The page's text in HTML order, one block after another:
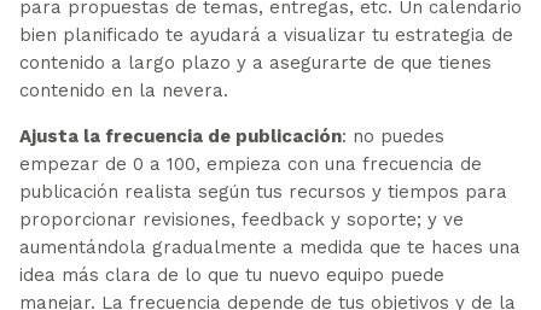
para propuestas de temas, entregas, etc. Un calendario
bien planificado te ayudará a visualizar tu estrategia de
contenido a largo plazo y a asegurarte de que tienes
contenido en la nevera.
Ajusta la frecuencia de publicación: no puedes
empezar de 0 a 100, empieza con una frecuencia de
publicación realista según tus recursos y tiempos para
proporcionar revisiones, feedback y soporte; y ve
aumentándola gradualmente a medida que te haces una
idea más clara de lo que tu nuevo equipo puede
manejar. La frecuencia depende de tus objetivos y de la